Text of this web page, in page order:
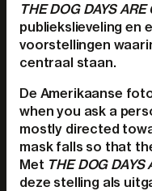
THE DOG DAYS ARE
publiekslieveling en
voorstellingen
centraal staan.
De Amerikaanse
when you ask a
mostly directed
mask falls so that
Met THE DOG DAYS
deze stelling als